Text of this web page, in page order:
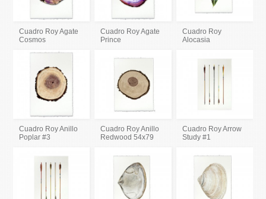
Cuadro Roy Agate
Cosmos
Cuadro Roy Agate
Prince
Cuadro Roy
Alocasia
Cuadro Roy Anillo
Poplar #3
Cuadro Roy Anillo
Redwood 54x79
Cuadro Roy Arrow
Study #1